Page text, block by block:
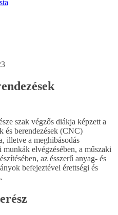
szak végzős diákja képzett a
és berendezések (CNC)
illetve a meghibásodás
munkák elvégzésében, a műszaki
az ésszerű anyag- és
befejeztével érettségi és